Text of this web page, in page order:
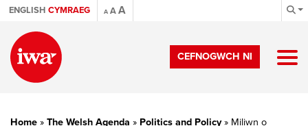
ENGLISH CYMRAEG A AA
CEFNOGWCH NI
Home » The Welsh Agenda » Politics and Policy» Miliwn o